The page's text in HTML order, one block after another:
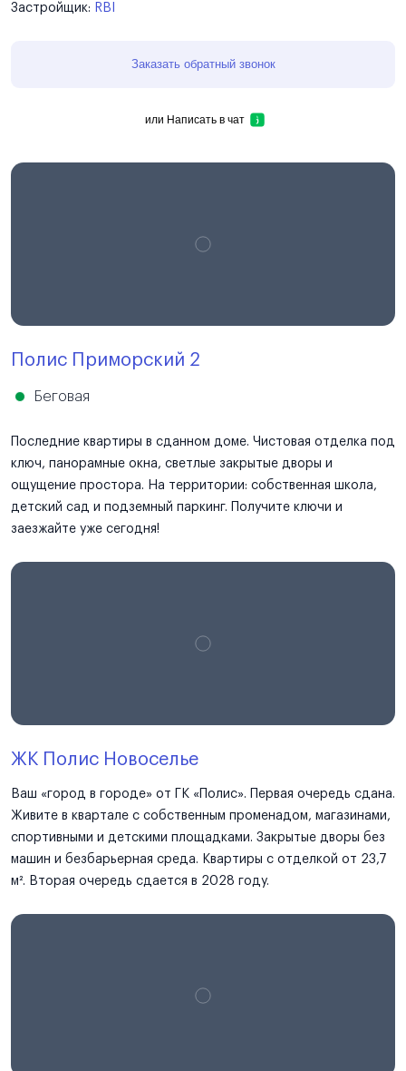
Застройщик: RBI
Заказать обратный звонок
или Написать в чат
Полис Приморский 2
Беговая
Последние квартиры в сданном доме. Чистовая отделка под
ключ, панорамные окна, светлые закрытые дворы и
ощущение простора. На территории: собственная школа,
детский сад и подземный паркинг. Получите ключи и
заезжайте уже сегодня!
ЖК Полис Новоселье
Ваш «город в городе» от ГК «Полис». Первая очередь сдана.
Живите в квартале с собственным променадом, магазинами,
спортивными и детскими площадками. Закрытые дворы без
машин и безбарьерная среда. Квартиры с отделкой от 23,7
м². Вторая очередь сдается в 2028 году.